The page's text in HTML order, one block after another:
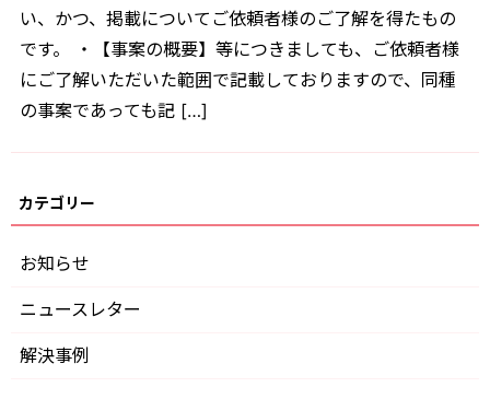
い、かつ、掲載についてご依頼者様のご了解を得たもの
です。 ・【事案の概要】等につきましても、ご依頼者様
にご了解いただいた範囲で記載しておりますので、同種
の事案であっても記 […]
お知らせ
ニュースレター
解決事例